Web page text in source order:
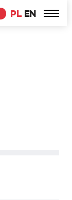
PL EN